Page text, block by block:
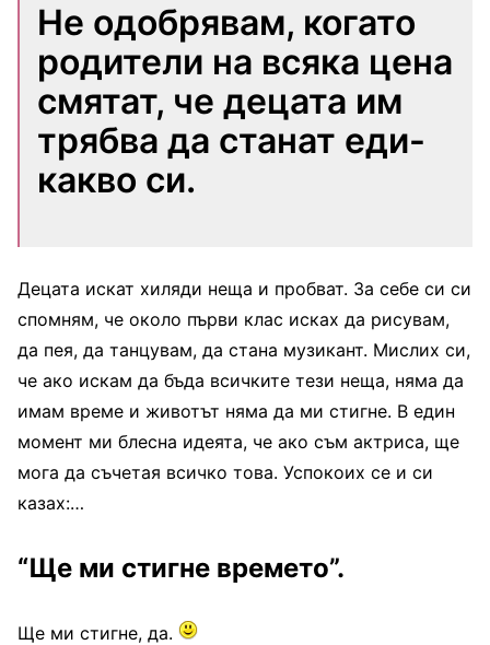
Не одобрявам, когато
родители на всяка цена
смятат, че децата им
трябва да станат еди-
какво си.
Децата искат хиляди неща и пробват. За себе си си
спомням, че около първи клас исках да рисувам,
да пея, да танцувам, да стана музикант. Мислих си,
че ако искам да бъда всичките тези неща, няма да
имам време и животът няма да ми стигне. В един
момент ми блесна идеята, че ако съм актриса, ще
мога да съчетая всичко това. Успокоих се и си
казах:…
“Ще ми стигне времето”.
Ще ми стигне, да.